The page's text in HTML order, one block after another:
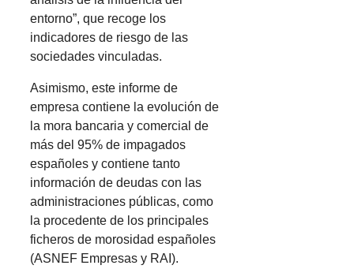
entorno”, que recoge los
indicadores de riesgo de las
sociedades vinculadas.
Asimismo, este informe de
empresa contiene la evolución de
la mora bancaria y comercial de
más del 95% de impagados
españoles y contiene tanto
información de deudas con las
administraciones públicas, como
la procedente de los principales
ficheros de morosidad españoles
(ASNEF Empresas y RAI).